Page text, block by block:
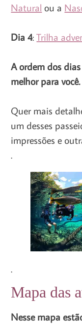
Natural ou a
Dia 4:Trilha
A ordem dos
melhor para você.
Quer mais
um desses
impressões e
.
.
Mapa das
Nesse mapa